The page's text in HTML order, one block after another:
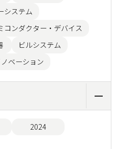
システム
コンダクター・デバイス
ビルシステム
ベーション
2024